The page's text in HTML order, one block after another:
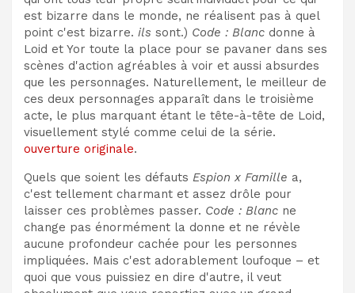
est bizarre dans le monde, ne réalisent pas à quel
point c'est bizarre. ils sont.) Code : Blanc donne à
Loid et Yor toute la place pour se pavaner dans ses
scènes d'action agréables à voir et aussi absurdes
que les personnages. Naturellement, le meilleur de
ces deux personnages apparaît dans le troisième
acte, le plus marquant étant le tête-à-tête de Loid,
visuellement stylé comme celui de la série.
ouverture originale.
Quels que soient les défauts Espion x Famille a,
c'est tellement charmant et assez drôle pour
laisser ces problèmes passer. Code : Blanc ne
change pas énormément la donne et ne révèle
aucune profondeur cachée pour les personnes
impliquées. Mais c'est adorablement loufoque – et
quoi que vous puissiez en dire d'autre, il veut